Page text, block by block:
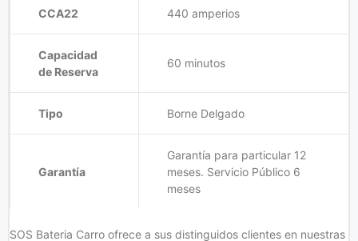
CCA22 440 amperios
Capacidad
de Reserva
60 minutos
Tipo Borne Delgado
Garantía
Garantía para particular 12
meses. Servicio Público 6
meses
SOS Bateria Carro ofrece a sus distinguidos clientes en nuestras